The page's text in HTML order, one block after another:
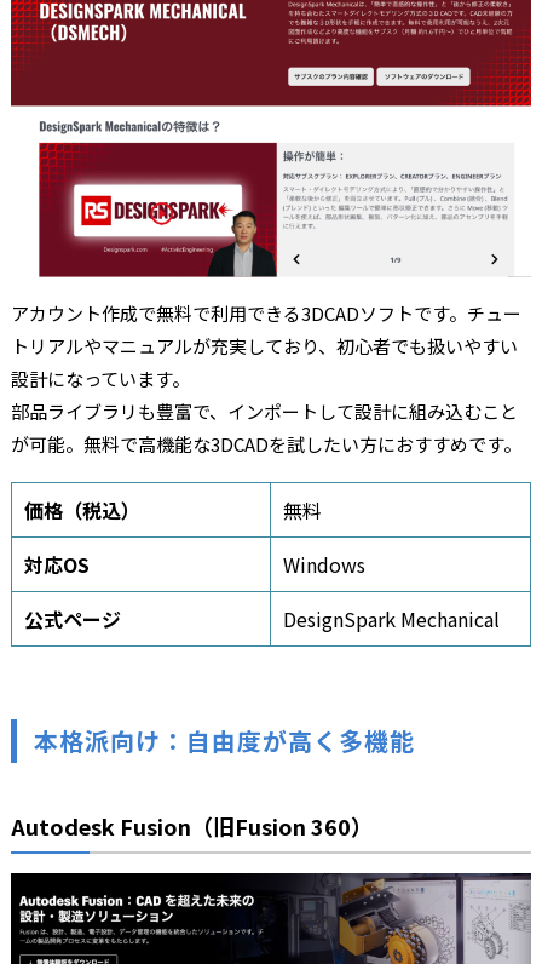
アカウント作成で無料で利用できる3DCADソフトです。チュー
トリアルやマニュアルが充実しており、初心者でも扱いやすい
設計になっています。
部品ライブラリも豊富で、インポートして設計に組み込むこと
が可能。無料で高機能な3DCADを試したい方におすすめです。
価格（税込）
無料
対応OS
Windows
公式ページ
DesignSpark Mechanical
本格派向け：自由度が高く多機能
Autodesk Fusion（旧Fusion 360）